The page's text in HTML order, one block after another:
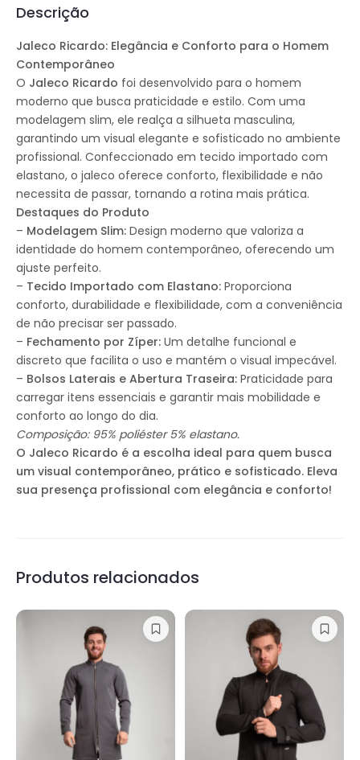
Descrição
Jaleco Ricardo: Elegância e Conforto para o Homem
Contemporâneo
O Jaleco Ricardo foi desenvolvido para o homem
moderno que busca praticidade e estilo. Com uma
modelagem slim, ele realça a silhueta masculina,
garantindo um visual elegante e sofisticado no ambiente
profissional. Confeccionado em tecido importado com
elastano, o jaleco oferece conforto, flexibilidade e não
necessita de passar, tornando a rotina mais prática.
Destaques do Produto
– Modelagem Slim: Design moderno que valoriza a
identidade do homem contemporâneo, oferecendo um
ajuste perfeito.
– Tecido Importado com Elastano: Proporciona
conforto, durabilidade e flexibilidade, com a conveniência
de não precisar ser passado.
– Fechamento por Zíper: Um detalhe funcional e
discreto que facilita o uso e mantém o visual impecável.
– Bolsos Laterais e Abertura Traseira: Praticidade para
carregar itens essenciais e garantir mais mobilidade e
conforto ao longo do dia.
Composição: 95% poliéster 5% elastano.
O Jaleco Ricardo é a escolha ideal para quem busca
um visual contemporâneo, prático e sofisticado. Eleva
sua presença profissional com elegância e conforto!
Produtos relacionados